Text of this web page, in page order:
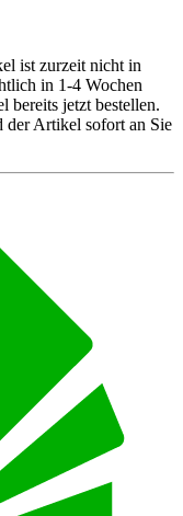
ist zurzeit nicht in
in 1-4 Wochen
bereits jetzt bestellen.
der Artikel sofort an Sie